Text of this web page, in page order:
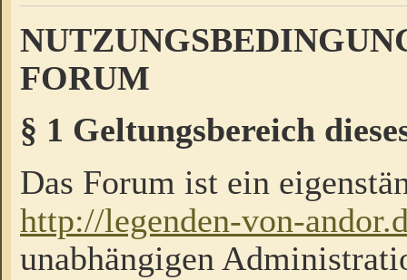
FORUM
§ 1 Geltungsbereich
Das Forum ist ein
http://legenden-von-
unabhängigen